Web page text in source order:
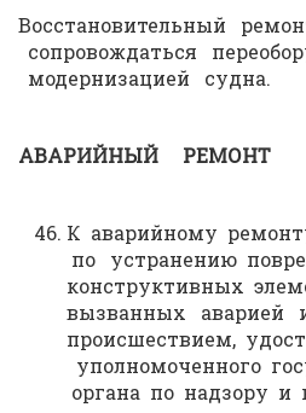
Восстановительный
сопровождаться
модернизацией судна.
АВАРИЙНЫЙ РЕМОНТ
К аварийному
по устранению
конструктивных
вызванных аварией
происшествием,
уполномоченного
органа по надзору и